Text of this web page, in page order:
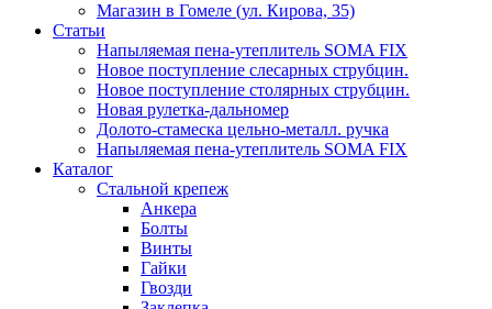
Магазин в Гомеле (ул. Кирова, 35)
Статьи
Напыляемая пена-утеплитель SOMA FIX
Новое поступление слесарных струбцин.
Новое поступление столярных струбцин.
Новая рулетка-дальномер
Долото-стамеска цельно-металл. ручка
Напыляемая пена-утеплитель SOMA FIX
Каталог
Стальной крепеж
Анкера
Болты
Винты
Гайки
Гвозди